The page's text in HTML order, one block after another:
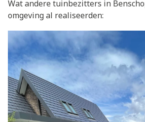
Wat andere tuinbezitters in
omgeving al realiseerden: